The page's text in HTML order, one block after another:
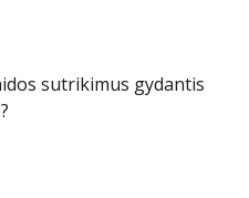
sutrikimus gydantis